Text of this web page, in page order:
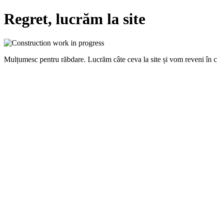
Regret, lucrăm la site
Mulțumesc pentru răbdare. Lucrăm câte ceva la site și vom reveni în